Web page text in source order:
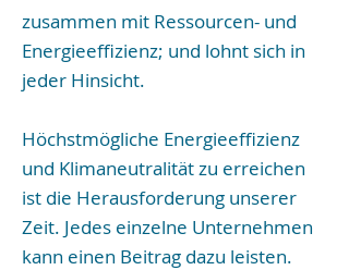
zusammen mit Ressourcen- und
Energieeffizienz; und lohnt sich in
jeder Hinsicht.
Höchstmögliche Energieeffizienz
und Klimaneutralität zu erreichen
ist die Herausforderung unserer
Zeit. Jedes einzelne Unternehmen
kann einen Beitrag dazu leisten.